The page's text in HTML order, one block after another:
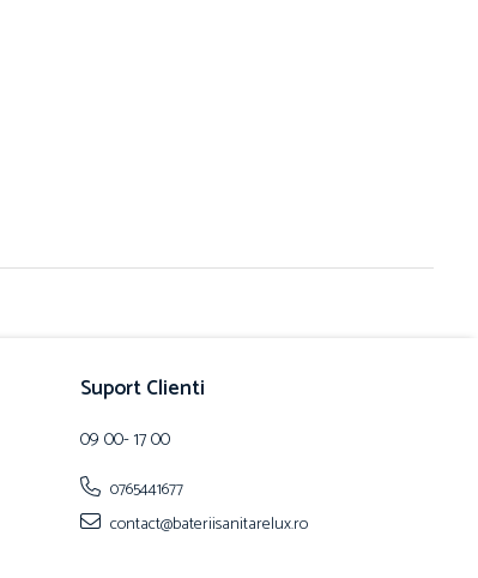
Suport Clienti
09 00- 17 00
0765441677
contact@bateriisanitarelux.ro